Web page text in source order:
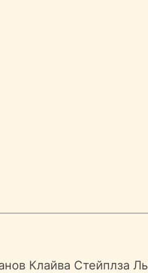
Клайва Стейплза